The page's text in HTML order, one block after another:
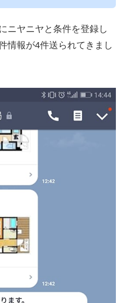
ニヤニヤと条件を登録し
情報が4件送られてきまし